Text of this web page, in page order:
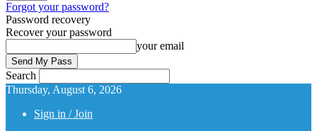
Forgot your password?
Password recovery
Recover your password
your email
Search
Thursday, August 6, 2026
Sign in / Join